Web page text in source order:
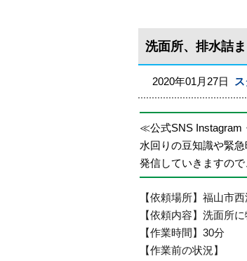
洗面所、排水詰ま
2020年01月27日
≪公式SNS Instagram
水回りの豆知識や緊
発信していきますの
【依頼場所】福山市
【依頼内容】洗面所
【作業時間】30分
【作業前の状況】